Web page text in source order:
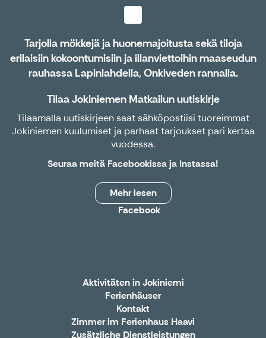
Tarjolla mökkejä ja huonemajoitusta sekä tiloja
erilaisiin kokoontumisiin ja illanviettoihin maaseudun
rauhassa Lapinlahdella, Onkiveden rannalla.
Tilaa Jokiniemen Matkailun uutiskirje
Tilaamalla uutiskirjeen saat sähköpostiisi tuoreimmat
Jokiniemen kuulumiset ja parhaat tarjoukset pari kertaa
vuodessa.
Seuraa meitä Facebookissaja Instassa!
Mehr lesen
Facebook
Aktivitäten in Jokiniemi
Ferienhäuser
Kontakt
Zimmer im Ferienhaus Haavi
Zusätzliche Dienstleistungen